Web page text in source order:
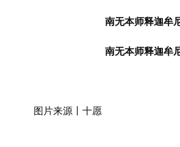
南无本师释迦牟
南无本师释迦牟
图片来源丨十愿